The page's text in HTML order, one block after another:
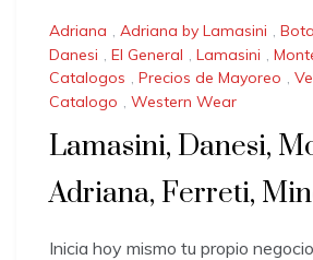
Adriana , Adriana by Lamasini ,
Danesi , El General , Lamasini ,
Catalogos , Precios de Mayoreo ,
Catalogo , Western Wear
Lamasini, Danesi,
Adriana, Ferreti,
Inicia hoy mismo tu propio